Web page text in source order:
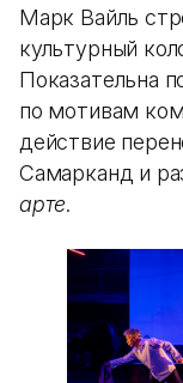
Марк Вайль
культурный
Показательна
по мотивам
действие
Самарканд и
арте.